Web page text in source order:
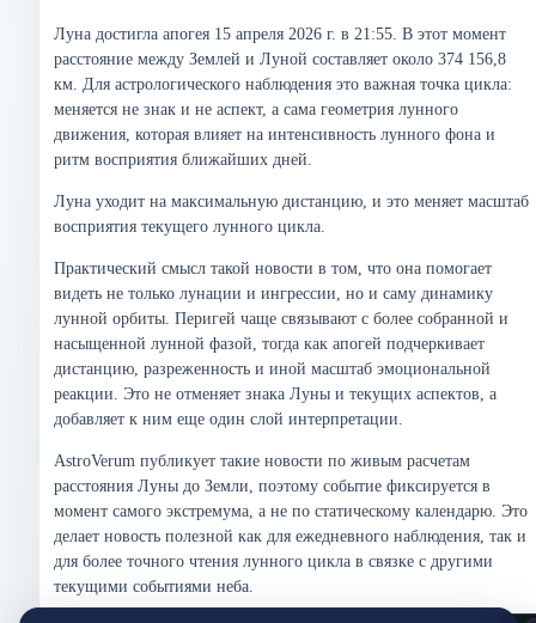
Луна достигла апогея 15 апреля 2026 г. в 21:55. В этот момент
расстояние между Землей и Луной составляет около 374 156,8
км. Для астрологического наблюдения это важная точка цикла:
меняется не знак и не аспект, а сама геометрия лунного
движения, которая влияет на интенсивность лунного фона и
ритм восприятия ближайших дней.
Луна уходит на максимальную дистанцию, и это меняет масштаб
восприятия текущего лунного цикла.
Практический смысл такой новости в том, что она помогает
видеть не только лунации и ингрессии, но и саму динамику
лунной орбиты. Перигей чаще связывают с более собранной и
насыщенной лунной фазой, тогда как апогей подчеркивает
дистанцию, разреженность и иной масштаб эмоциональной
реакции. Это не отменяет знака Луны и текущих аспектов, а
добавляет к ним еще один слой интерпретации.
AstroVerum публикует такие новости по живым расчетам
расстояния Луны до Земли, поэтому событие фиксируется в
момент самого экстремума, а не по статическому календарю. Это
делает новость полезной как для ежедневного наблюдения, так и
для более точного чтения лунного цикла в связке с другими
текущими событиями неба.